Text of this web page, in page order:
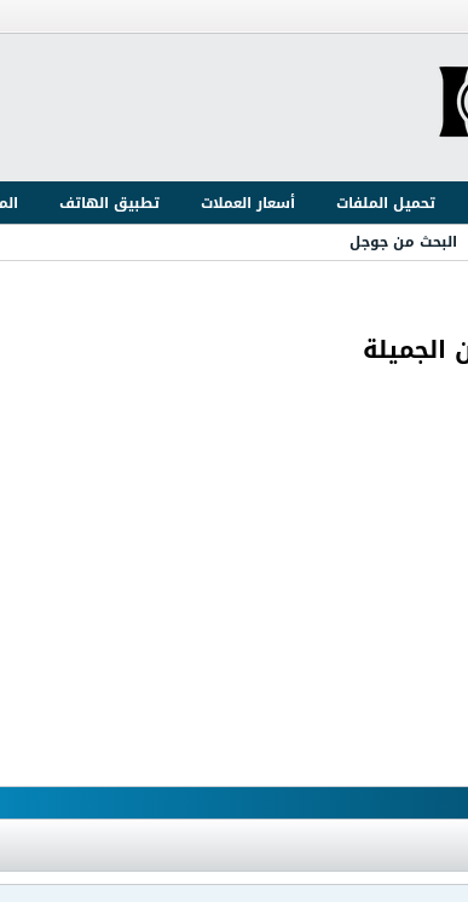
تحميل الملفات أسعار العملات تطبيق الهاتف
البحث من جوجل